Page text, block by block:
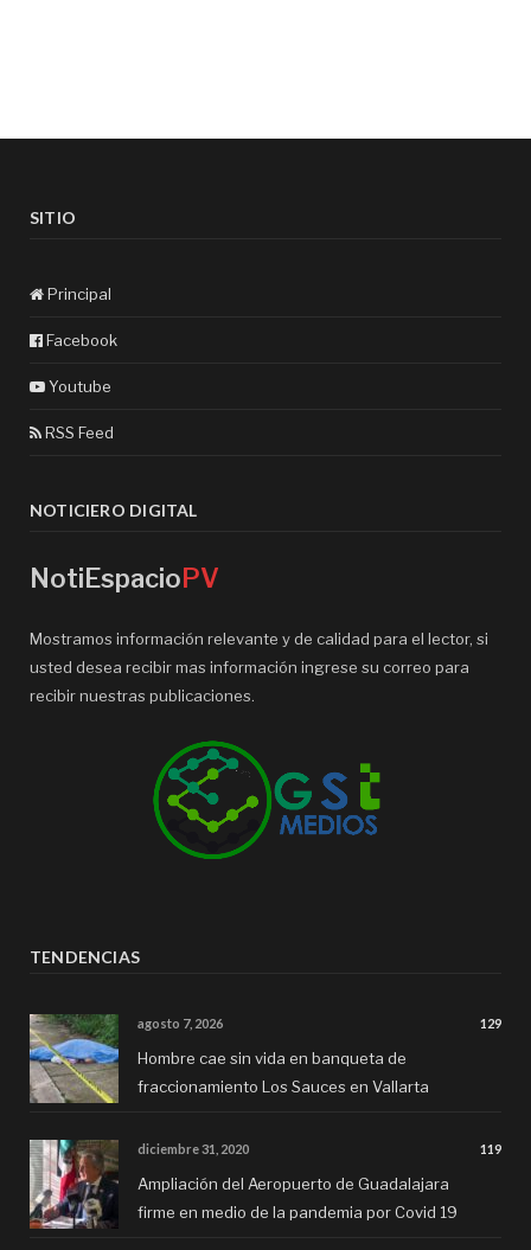
SITIO
Principal
Facebook
Youtube
RSS Feed
NOTICIERO DIGITAL
NotiEspacioPV
Mostramos información relevante y de calidad para el lector, si
usted desea recibir mas información ingrese su correo para
recibir nuestras publicaciones.
TENDENCIAS
agosto 7, 2026 129
Hombre cae sin vida en banqueta de
fraccionamiento Los Sauces en Vallarta
diciembre 31, 2020 119
Ampliación del Aeropuerto de Guadalajara
firme en medio de la pandemia por Covid 19